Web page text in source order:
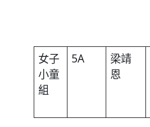
女子
小童
組
5A
梁靖
恩